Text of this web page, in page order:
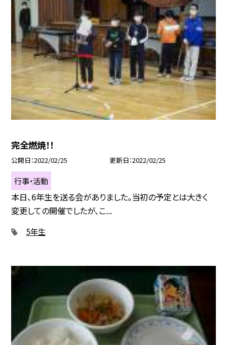
完全燃焼！！
公開日 2022/02/25 更新日 2022/02/25
行事・活動
本日、6年生を送る会がありました。当初の予定とは大きく
変更しての開催でしたが、こ...
5年生